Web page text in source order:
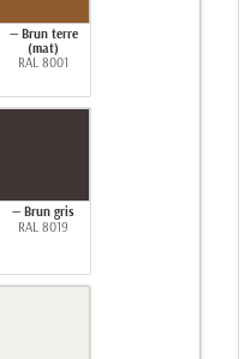
— Brun terre
(mat)
RAL 8001
— Brun gris
RAL 8019